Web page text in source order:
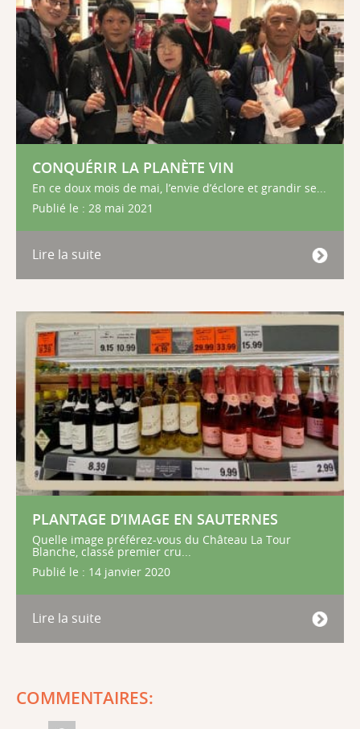
CONQUÉRIR LA PLANÈTE VIN
En ce doux mois de mai, l’envie d’éclore et grandir se...
Publié le : 28 mai 2021
Lire la suite
PLANTAGE D’IMAGE EN SAUTERNES
Quelle image préférez-vous du Château La Tour
Blanche, classé premier cru...
Publié le : 14 janvier 2020
Lire la suite
COMMENTAIRES: